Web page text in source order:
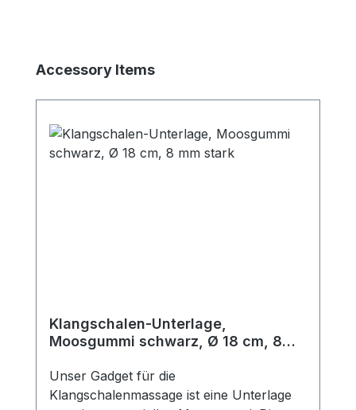
Produktgalerie überspringen
Accessory Items
Klangschalen-Unterlage,
Moosgummi schwarz, Ø 18 cm, 8
Unser Gadget für die
Klangschalenmassage ist eine Unterlage